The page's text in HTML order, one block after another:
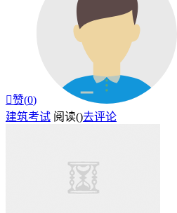
赞(0)
建筑考试 阅读()去评论